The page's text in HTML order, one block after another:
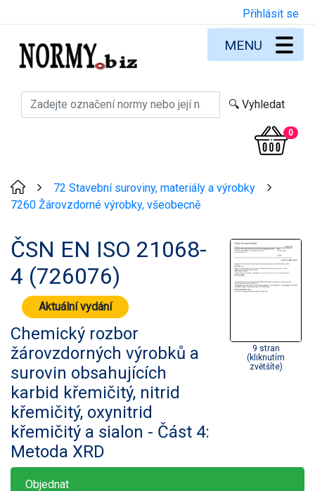
Přihlásit se
0
MENU
72 Stavební suroviny, materiály a výrobky
7260 Žárovzdorné výrobky, všeobecně
ČSN EN ISO 21068-
4 (726076)
Aktuální vydání
Chemický rozbor
žárovzdorných výrobků a
surovin obsahujících
karbid křemičitý, nitrid
křemičitý, oxynitrid
křemičitý a sialon - Část 4:
Metoda XRD
9 stran
(kliknutím
zvětšíte)
Objednat